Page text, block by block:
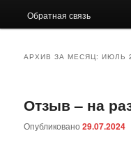
Обратная связь
АРХИВ ЗА МЕСЯЦ:ИЮЛЬ
Отзыв – на
Опубликовано29.07.2024